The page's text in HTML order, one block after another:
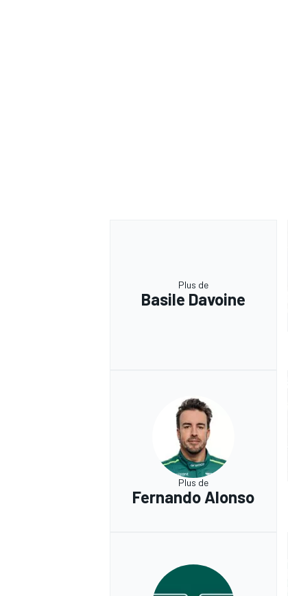
Plus de
Basile Davoine
Plus de
Fernando Alonso